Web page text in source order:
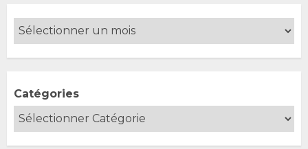
Catégories